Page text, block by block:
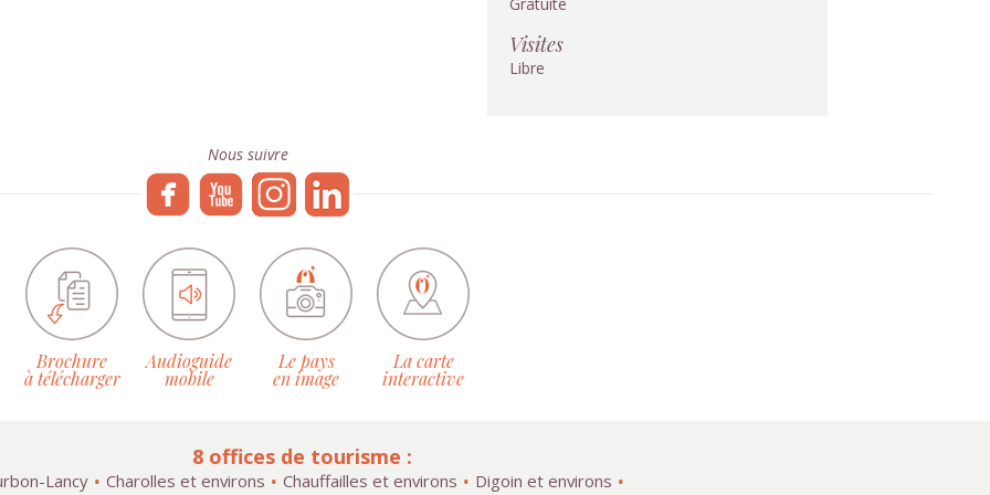
Visites
Libre
Nous suivre
Brochure
à télécharger
Audioguide
mobile
Le pays
en image
La carte
interactive
8 offices de tourisme :
Lancy Charolles et environs Chauffailles et environs
Digoin et environs